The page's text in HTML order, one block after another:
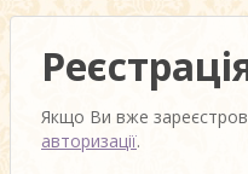
Якщо Ви вже
авторизації.